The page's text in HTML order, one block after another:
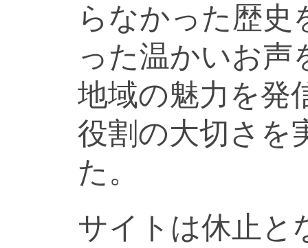
らなかった歴史
った温かいお声
地域の魅力を発
役割の大切さを
た。
サイトは休止と